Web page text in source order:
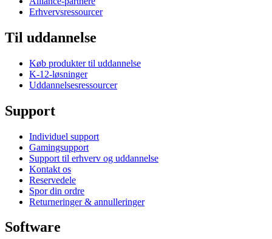
Erhvervsressourcer
Til uddannelse
Køb produkter til uddannelse
K-12-løsninger
Uddannelsesressourcer
Support
Individuel support
Gamingsupport
Support til erhverv og uddannelse
Kontakt os
Reservedele
Spor din ordre
Returneringer & annulleringer
Software